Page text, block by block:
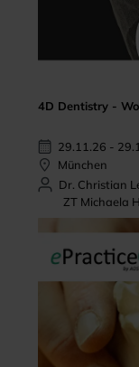
4D Dentistry -
29.11.26 -
München
Dr. Christian
ZT Michaela